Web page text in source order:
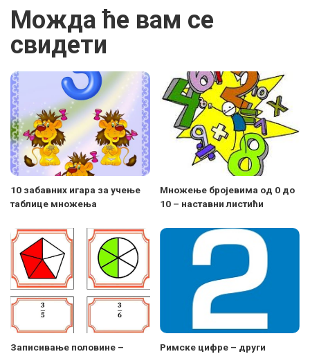
Можда ће вам се
свидети
10 забавних игара за учење
таблице множења
Mножење бројевима од 0 до
10 – наставни листићи
Записивање половине –
Римске цифре – други